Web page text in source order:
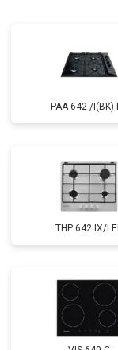
PAA 642 /I(BK)
THP 642 IX/I